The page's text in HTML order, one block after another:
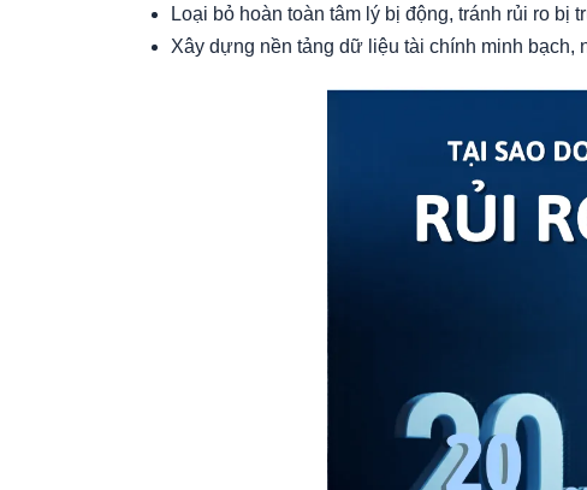
Loại bỏ hoàn toàn tâm lý bị động, tránh rủi ro bị
Xây dựng nền tảng dữ liệu tài chính minh